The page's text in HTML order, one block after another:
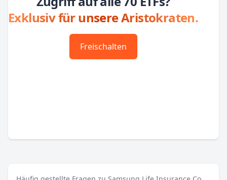
Exklusiv für unsere Aristokraten.
Freischalten